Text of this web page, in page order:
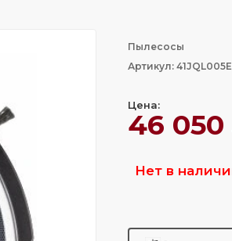
Пылесосы
Артикул:
Цена:
46
Нет в